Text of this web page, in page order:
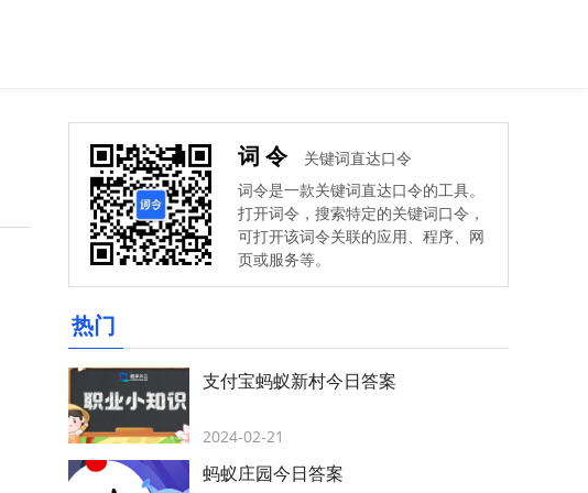
词令
关键词直达口令
词令是一款关键词直达口令的工具。
打开词令，搜索特定的关键词口令，
可打开该词令关联的应用、程序、网
页或服务等。
热门
支付宝蚂蚁新村今日答案
2024-02-21
蚂蚁庄园今日答案